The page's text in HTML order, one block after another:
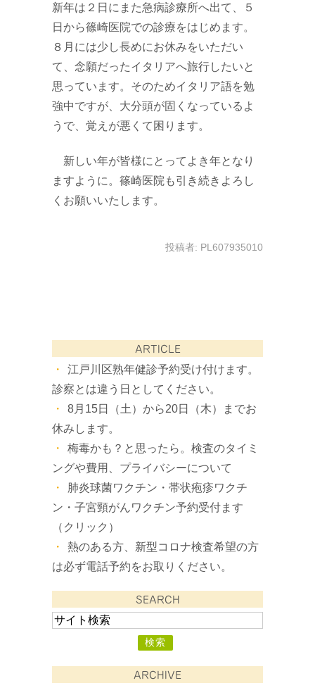
新年は２日にまた急病診療所へ出て、５
日から篠崎医院での診療をはじめます。
８月には少し長めにお休みをいただい
て、念願だったイタリアへ旅行したいと
思っています。そのためイタリア語を勉
強中ですが、大分頭が固くなっているよ
うで、覚えが悪くて困ります。
新しい年が皆様にとってよき年となり
ますように。篠崎医院も引き続きよろし
くお願いいたします。
投稿者: PL607935010
ARTICLE
江戸川区熟年健診予約受け付けます。
診察とは違う日としてください。
8月15日（土）から20日（木）までお
休みします。
梅毒かも？と思ったら。検査のタイミ
ングや費用、プライバシーについて
肺炎球菌ワクチン・帯状疱疹ワクチ
ン・子宮頸がんワクチン予約受付ます
（クリック）
熱のある方、新型コロナ検査希望の方
は必ず電話予約をお取りください。
SEARCH
ARCHIVE